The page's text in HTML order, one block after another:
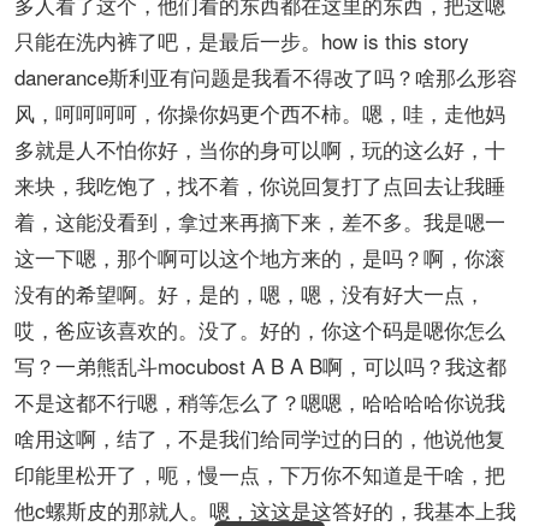
只能在洗内裤了吧，是最后一步。how is this story
danerance斯利亚有问题是我看不得改了吗？啥那么形容
风，呵呵呵呵，你操你妈更个西不柿。嗯，哇，走他妈
多就是人不怕你好，当你的身可以啊，玩的这么好，十
来块，我吃饱了，找不着，你说回复打了点回去让我睡
着，这能没看到，拿过来再摘下来，差不多。我是嗯一
这一下嗯，那个啊可以这个地方来的，是吗？啊，你滚
没有的希望啊。好，是的，嗯，嗯，没有好大一点，
哎，爸应该喜欢的。没了。好的，你这个码是嗯你怎么
写？一弟熊乱斗mocubost A B A B啊，可以吗？我这都
不是这都不行嗯，稍等怎么了？嗯嗯，哈哈哈哈你说我
啥用这啊，结了，不是我们给同学过的日的，他说他复
印能里松开了，呃，慢一点，下万你不知道是干啥，把
他c螺斯皮的那就人。嗯，这这是这答好的，我基本上我